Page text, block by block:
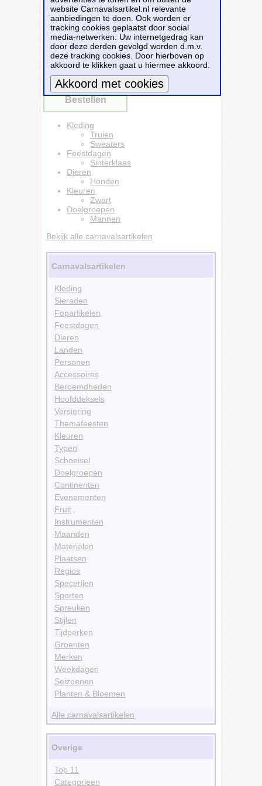
sweater heeft raglan mouwen en is van
ongeborsteld katoen. Materiaal: 80%
katoen/20% polyester, 240 grams kwaliteit.
Dit carnavalsartikel Sint bernard honden
sweater / trui my dog is serious cool zwart
voor heren is te bestellen bijPartyshopper.nl
voor€ 22,99.
Bestellen
Kleding
Truien
Sweaters
Feestdagen
Sinterklaas
Dieren
Honden
Kleuren
Zwart
Doelgroepen
Mannen
Bekijk alle carnavalsartikelen
Carnavalsartikelen
Kleding
Sieraden
Fopartikelen
Feestdagen
Dieren
Landen
Personen
Accessoires
Beroemdheden
Hoofddeksels
Versiering
Themafeesten
Kleuren
Typen
Schoeisel
Doelgroepen
Continenten
Evenementen
Fruit
Instrumenten
Maanden
Materialen
Plaatsen
Regios
Specerijen
Sporten
Spreuken
Stijlen
Tijdperken
Groenten
Merken
Weekdagen
Seizoenen
Planten & Bloemen
Alle carnavalsartikelen
Overige
Top 11
Categorieen
website Carnavalsartikel.nl relevante
aanbiedingen te doen. Ook worden er
tracking cookies geplaatst door social
media-netwerken. Uw internetgedrag kan
door deze derden gevolgd worden d.m.v.
deze tracking cookies. Door hierboven op
akkoord te klikken gaat u hiermee akkoord.
Meer informatie